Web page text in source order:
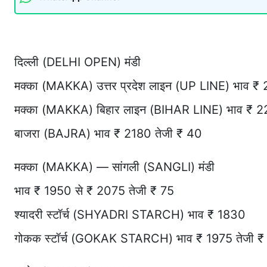
दिल्ली (DELHI OPEN) मंडी
मक्का (MAKKA) उत्तर प्रदेश लाइन (UP LINE) भाव ₹
मक्का (MAKKA) बिहार लाइन (BIHAR LINE) भाव ₹
बाजरा (BAJRA) भाव ₹ 2180 तेजी ₹ 40
मक्का (MAKKA) — सांगली (SANGLI) मंडी
भाव ₹ 1950 से ₹ 2075 तेजी ₹ 75
श्यादरी स्टॉर्च (SHYADRI STARCH) भाव ₹ 1830
गोकक स्टॉर्च (GOKAK STARCH) भाव ₹ 1975 तेजी